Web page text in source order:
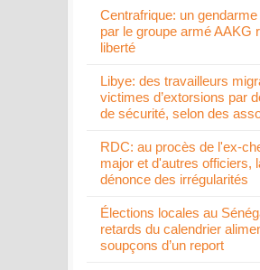
Centrafrique: un
par le groupe armé AAKG
liberté
Libye: des travailleurs
victimes d’extorsions par
de sécurité, selon des
RDC: au procès de l'ex-
major et d'autres officiers,
dénonce des irrégularités
Élections locales au
retards du calendrier
soupçons d’un report